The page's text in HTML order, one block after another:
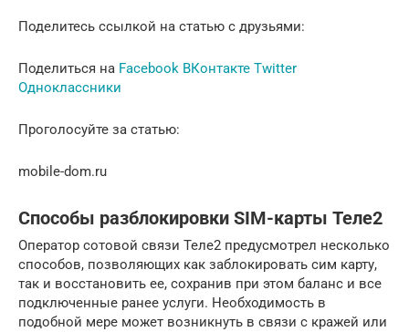
Поделитеcь ссылкой на статью с друзьями:
Поделиться на Facebook ВКонтакте Twitter
Одноклассники
Проголосуйте за статью:
mobile-dom.ru
Способы разблокировки SIM-карты Теле2
Оператор сотовой связи Теле2 предусмотрел несколько
способов, позволяющих как заблокировать сим карту,
так и восстановить ее, сохранив при этом баланс и все
подключенные ранее услуги. Необходимость в
подобной мере может возникнуть в связи с кражей или